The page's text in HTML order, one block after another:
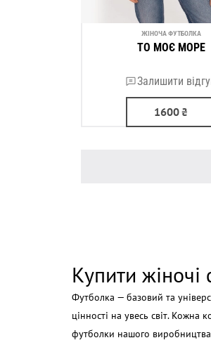
ЖІНОЧА ФУТБОЛКА
ТО МОЄ МОРЕ
Залишити
1600₴
Купити
Футболка — базовий та
цінності на увесь світ.
футболки нашого